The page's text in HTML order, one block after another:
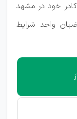
خود در مشهد
واجد شرایط